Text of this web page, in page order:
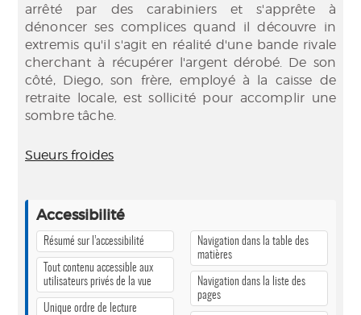
arrêté par des carabiniers et s'apprête à
dénoncer ses complices quand il découvre in
extremis qu'il s'agit en réalité d'une bande rivale
cherchant à récupérer l'argent dérobé. De son
côté, Diego, son frère, employé à la caisse de
retraite locale, est sollicité pour accomplir une
sombre tâche.
Sueurs froides
Accessibilité
Résumé sur l’accessibilité
Tout contenu accessible aux
utilisateurs privés de la vue
Unique ordre de lecture
Navigation dans la table des
matières
Navigation dans la liste des
pages